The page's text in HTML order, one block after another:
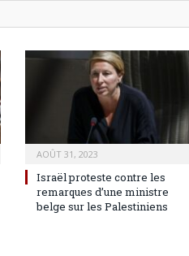
AOÛT 31, 2023
Israël proteste contre les
remarques d’une ministre
belge sur les Palestiniens